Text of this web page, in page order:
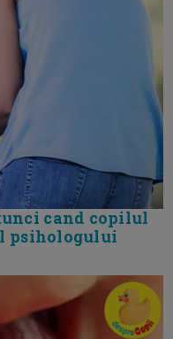
cand copilul
psihologului